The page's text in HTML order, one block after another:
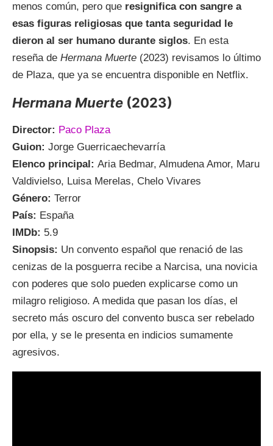
menos común, pero que resignifica con sangre a
esas figuras religiosas que tanta seguridad le
dieron al ser humano durante siglos. En esta
reseña de Hermana Muerte (2023) revisamos lo último
de Plaza, que ya se encuentra disponible en Netflix.
Hermana Muerte (2023)
Director: Paco Plaza
Guion: Jorge Guerricaechevarría
Elenco principal: Aria Bedmar, Almudena Amor, Maru
Valdivielso, Luisa Merelas, Chelo Vivares
Género: Terror
País: España
IMDb: 5.9
Sinopsis: Un convento español que renació de las
cenizas de la posguerra recibe a Narcisa, una novicia
con poderes que solo pueden explicarse como un
milagro religioso. A medida que pasan los días, el
secreto más oscuro del convento busca ser rebelado
por ella, y se le presenta en indicios sumamente
agresivos.